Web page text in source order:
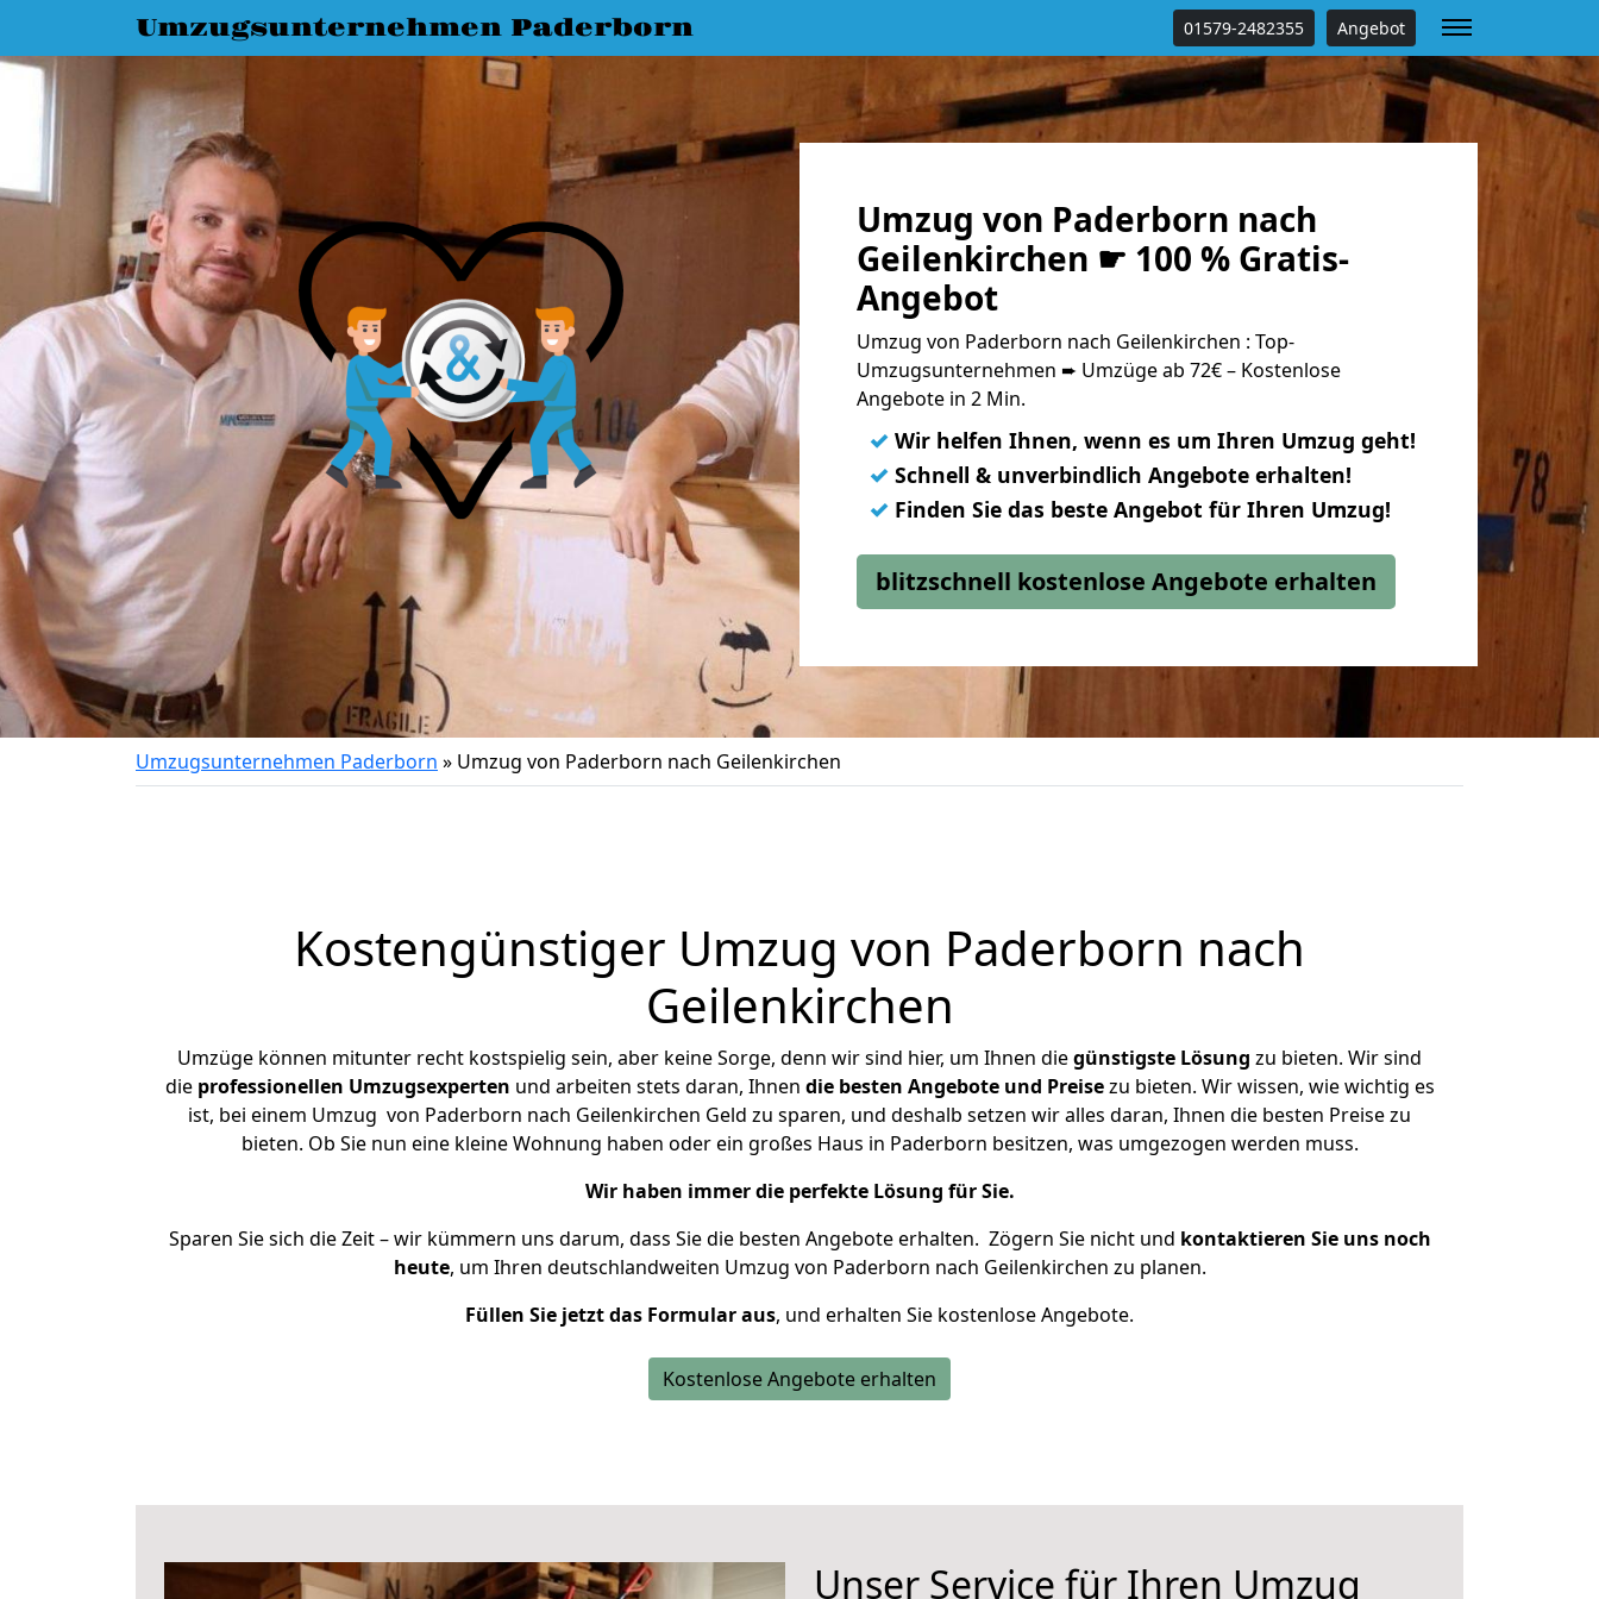
Umzugsunternehmen Paderborn 01579-2482355 Angebot
Umzug von Paderborn nach
Geilenkirchen ☛ 100 % Gratis-
Angebot
Umzug von Paderborn nach Geilenkirchen : Top-
Umzugsunternehmen ➨ Umzüge ab 72€ – Kostenlose
Angebote in 2 Min.
✓ Wir helfen Ihnen, wenn es um Ihren Umzug geht!
✓ Schnell & unverbindlich Angebote erhalten!
✓ Finden Sie das beste Angebot für Ihren Umzug!
blitzschnell kostenlose Angebote erhalten
Umzugsunternehmen Paderborn » Umzug von Paderborn nach Geilenkirchen
Kostengünstiger Umzug von Paderborn nach
Geilenkirchen
Umzüge können mitunter recht kostspielig sein, aber keine Sorge, denn wir sind hier, um Ihnen diegünstigste Lösung zu bieten. Wir sind
die professionellen Umzugsexperten und arbeiten stets daran, Ihnen die besten Angebote und Preisezu bieten. Wir wissen, wie wichtig es
ist, bei einem Umzug von Paderborn nach Geilenkirchen Geld zu sparen, und deshalb setzen wir alles daran, Ihnen die besten Preise zu
bieten. Ob Sie nun eine kleine Wohnung haben oder ein großes Haus in Paderborn besitzen, was umgezogen werden muss.
Wir haben immer die perfekte Lösung für Sie.
Sparen Sie sich die Zeit – wir kümmern uns darum, dass Sie die besten Angebote erhalten. Zögern Sie nicht und kontaktieren Sie uns noch
heute, um Ihren deutschlandweiten Umzug von Paderborn nach Geilenkirchen zu planen.
Füllen Sie jetzt das Formular aus, und erhalten Sie kostenlose Angebote.
Kostenlose Angebote erhalten
Unser Service für Ihren Umzug